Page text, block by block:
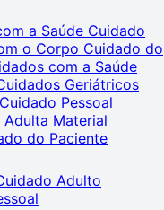
a Saúde Cuidado
o Corpo Cuidado do
com a Saúde
Geriátricos
Pessoal
Adulta Material
do Paciente
Adulto